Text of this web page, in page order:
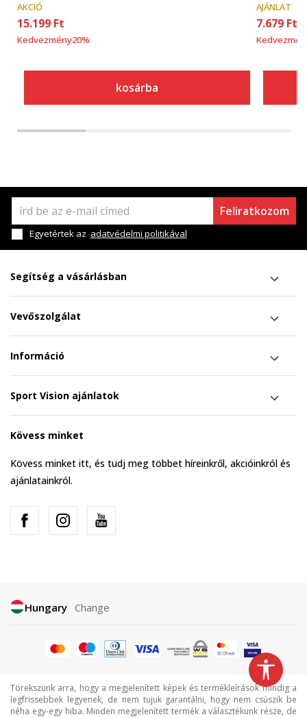
AKCIÓ
15.199 Ft
Kedvezmény20%
kosárba
AJÁNLAT
7.679 Ft
Feliratkozom
Egyetértek az adatvédelmi politikával
Segítség a vásárlásban
Vevőszolgálat
Információ
Sport Vision ajánlatok
Kövess minket
Kövess minket itt, és tudj meg többet híreinkről, akcióinkról és
ajánlatainkról.
Hungary Change
Törekszünk arra, hogy a megjelenített képek és termékleírások mindig a
legfrissebbek legyenek, de nem tujuk garantálni, hogy nem csúszik be
néha egy-egy hiba. Minden megjelenített termék a választékunk része, de